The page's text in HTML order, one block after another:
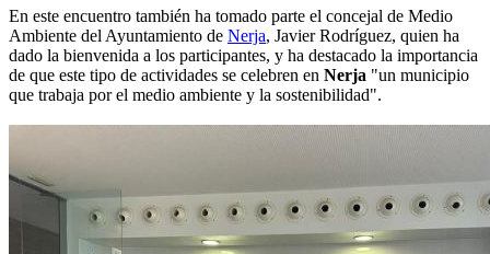
En este encuentro también ha tomado parte el concejal de Medio
Ambiente del Ayuntamiento de Nerja, Javier Rodríguez, quien ha
dado la bienvenida a los participantes, y ha destacado la importancia
de que este tipo de actividades se celebren en Nerja "un municipio
que trabaja por el medio ambiente y la sostenibilidad".